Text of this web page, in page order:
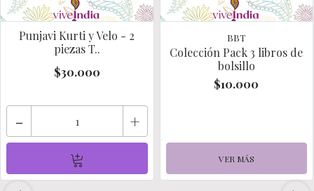
Punjavi Kurti y Velo - 2
piezas T..
$30.000
- +
BBT
Colección Pack 3 libros de
bolsillo
$10.000
VER MÁS